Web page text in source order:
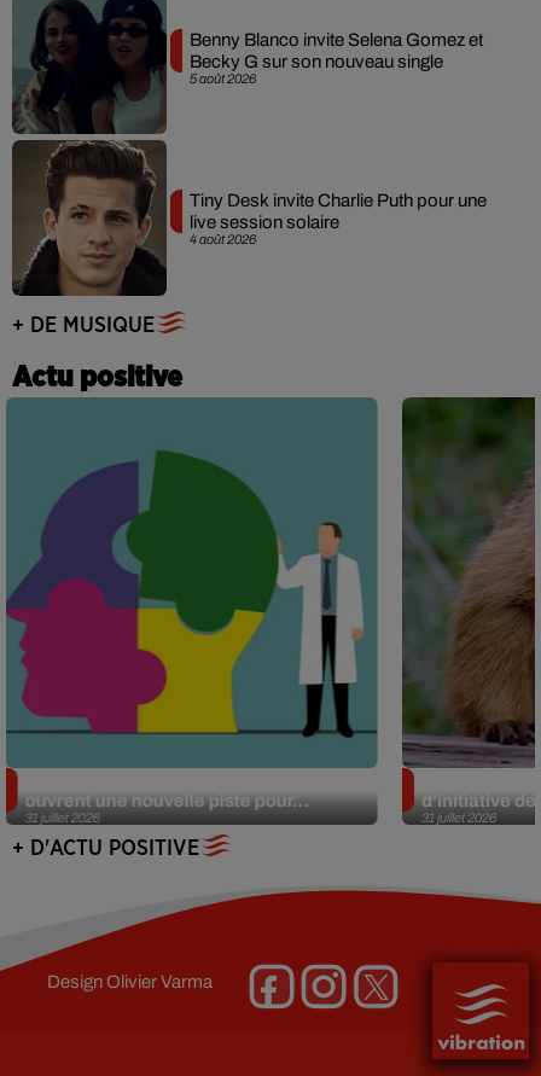
5 août 2026
Benny Blanco invite Selena Gomez et
Becky G sur son nouveau single
4 août 2026
Tiny Desk invite Charlie Puth pour une
live session solaire
+ DE MUSIQUE
Actu positive
31 juillet 2026
ouvrent une nouvelle piste pour...
31 juillet 2026
d’initiative
+ D'ACTU POSITIVE
DesignOlivier Varma